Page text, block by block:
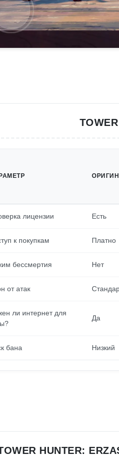
лицензии Есть
к покупкам Платно
бессмертия Нет
от атак
ли интернет для
Да
бана Низкий
HUNTER: